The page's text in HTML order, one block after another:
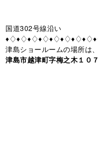
国道302号線沿い
津島ショールームの場所は、
津島市越津町字梅之木１０